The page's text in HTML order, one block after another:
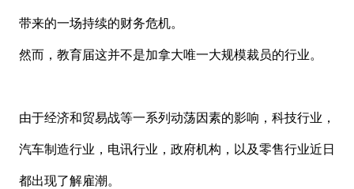
带来的一场持续的财务危机。
然而，教育届这并不是加拿大唯一大规模裁员的行业。
由于经济和贸易战等一系列动荡因素的影响，科技行业，
汽车制造行业，电讯行业，政府机构，以及零售行业近日
都出现了解雇潮。